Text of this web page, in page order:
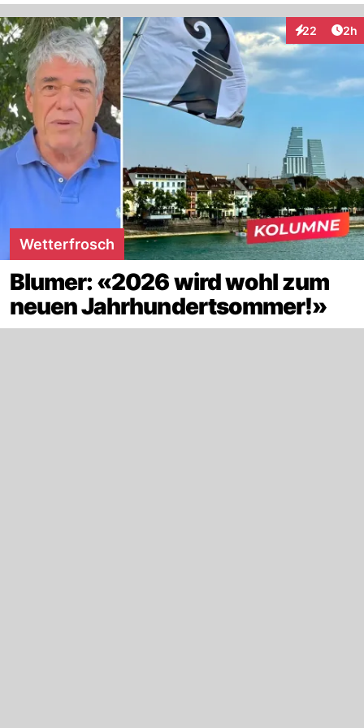
22
Interaktionen
2h
Wetterfrosch
Blumer: «2026 wird wohl zum
neuen Jahrhundertsommer!»